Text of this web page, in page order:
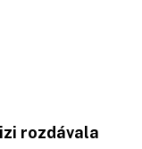
rozdávala